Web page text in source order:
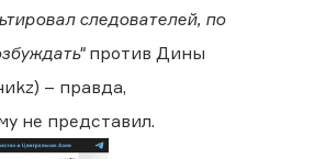
следователей, по
против Дины
– правда,
не представил.